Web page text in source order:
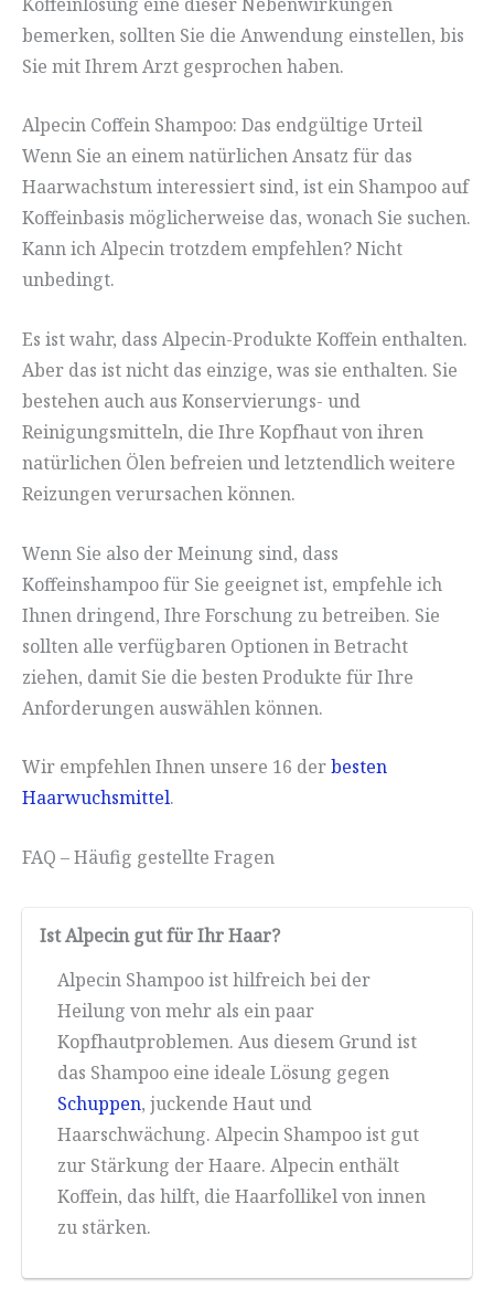
bemerken, sollten Sie die Anwendung einstellen, bis
Sie mit Ihrem Arzt gesprochen haben.
Alpecin Coffein Shampoo: Das endgültige Urteil
Wenn Sie an einem natürlichen Ansatz für das
Haarwachstum interessiert sind, ist ein Shampoo auf
Koffeinbasis möglicherweise das, wonach Sie suchen.
Kann ich Alpecin trotzdem empfehlen? Nicht
unbedingt.
Es ist wahr, dass Alpecin-Produkte Koffein enthalten.
Aber das ist nicht das einzige, was sie enthalten. Sie
bestehen auch aus Konservierungs- und
Reinigungsmitteln, die Ihre Kopfhaut von ihren
natürlichen Ölen befreien und letztendlich weitere
Reizungen verursachen können.
Wenn Sie also der Meinung sind, dass
Koffeinshampoo für Sie geeignet ist, empfehle ich
Ihnen dringend, Ihre Forschung zu betreiben. Sie
sollten alle verfügbaren Optionen in Betracht
ziehen, damit Sie die besten Produkte für Ihre
Anforderungen auswählen können.
Wir empfehlen Ihnen unsere 16 derbesten
Haarwuchsmittel.
FAQ – Häufig gestellte Fragen
Ist Alpecin gut für Ihr Haar?
Alpecin Shampoo ist hilfreich bei der
Heilung von mehr als ein paar
Kopfhautproblemen. Aus diesem Grund ist
das Shampoo eine ideale Lösung gegen
Schuppen, juckende Haut und
Haarschwächung. Alpecin Shampoo ist gut
zur Stärkung der Haare. Alpecin enthält
Koffein, das hilft, die Haarfollikel von innen
zu stärken.